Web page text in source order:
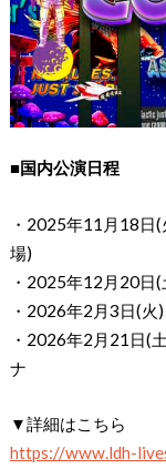
■国内公演日程
・2025年11月18日
場)
・2025年12月20日
・2026年2月3日(
・2026年2月21日(
ナ
▼詳細はこちら
https://www.ldh-